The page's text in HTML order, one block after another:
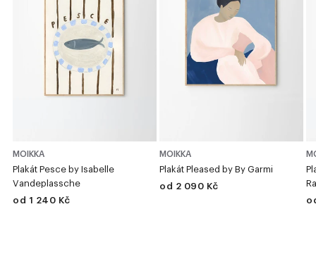
MOIKKA
Plakát Pesce by Isabelle
Vandeplassche
od 1 240 Kč
MOIKKA
Plakát Pleased by By Garmi
od 2 090 Kč